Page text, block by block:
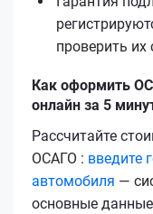
проверить их
Как оформить
онлайн за 5
Рассчитайте
ОСАГО : введите
автомобиля —
основные